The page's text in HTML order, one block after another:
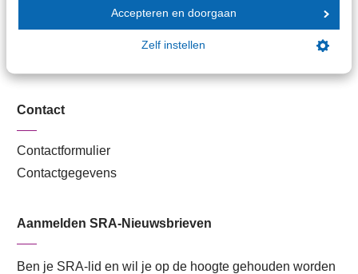
Accepteren en doorgaan
Zelf instellen
SRA-gecertificeerd
Contact
Contactformulier
Contactgegevens
Aanmelden SRA-Nieuwsbrieven
Ben je SRA-lid en wil je op de hoogte gehouden worden